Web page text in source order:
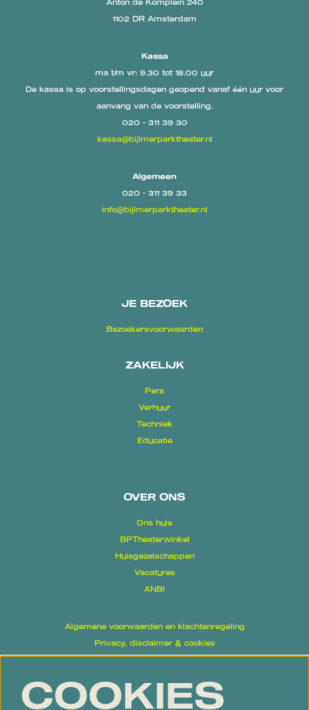
Anton de Komplein 240
1102 DR Amsterdam
Kassa
ma t/m vr: 9.30 tot 18.00 uur
De kassa is op voorstellingsdagen geopend vanaf één uur voor
aanvang van de voorstelling.
020 - 311 39 30
kassa@bijlmerparktheater.nl
Algemeen
020 - 311 39 33
info@bijlmerparktheater.nl
JE BEZOEK
Bezoekersvoorwaarden
ZAKELIJK
Pers
Verhuur
Techniek
Educatie
OVER ONS
Ons huis
BPTheaterwinkel
Huisgezelschappen
Vacatures
ANBI
Algemene voorwaarden en klachtenregeling
Privacy, disclaimer & cookies
COOKIES